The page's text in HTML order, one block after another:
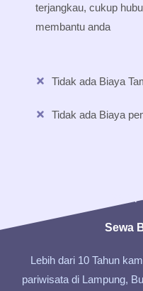
terjangkau, cukup
membantu anda
Tidak ada Biaya
Tidak ada Biaya
Sewa
Lebih dari 10 Tahun
pariwisata di Lampung,